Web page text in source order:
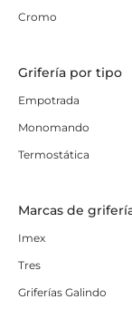
Cromo
Grifería por tipo
Empotrada
Monomando
Termostática
Marcas de
Imex
Tres
Griferías Galindo